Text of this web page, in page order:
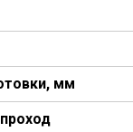
мм